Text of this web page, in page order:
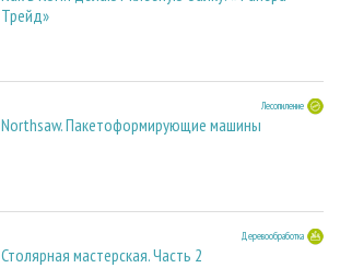
Трейд»
Лесопиление
Northsaw. Пакетоформирующие машины
Деревообработка
Столярная мастерская. Часть 2